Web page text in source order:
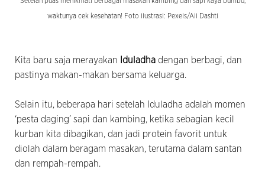
waktunya cek kesehatan! Foto ilustrasi: Pexels/Ali Dashti
Kita baru saja merayakan Iduladha dengan berbagi, dan
pastinya makan-makan bersama keluarga.
Selain itu, beberapa hari setelah Iduladha adalah momen
‘pesta daging’ sapi dan kambing, ketika sebagian kecil
kurban kita dibagikan, dan jadi protein favorit untuk
diolah dalam beragam masakan, terutama dalam santan
dan rempah-rempah.